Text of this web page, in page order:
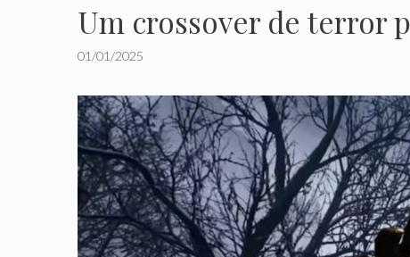
Um crossover de terror
01/01/2025